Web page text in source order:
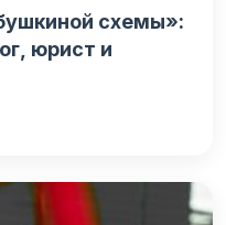
схемы»:
юрист и